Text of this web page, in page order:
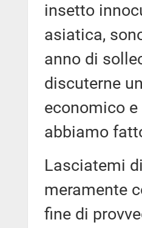
insetto
asiatica,
anno di
discuterne
economico
abbiamo
Lasciatemi
meramente
fine di